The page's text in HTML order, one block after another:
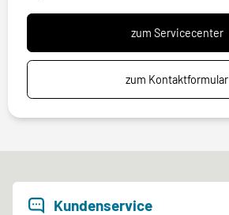
zum Servicecenter
zum Kontaktformular
Kundenservice